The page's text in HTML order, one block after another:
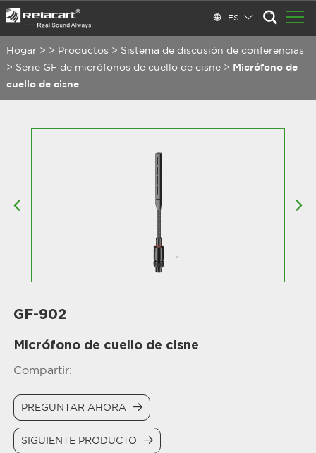
ES
Hogar > > Productos > Sistema de discusión de conferencias
> Serie GF de micrófonos de cuello de cisne >
Micrófono de
cuello de cisne
GF-902
Micrófono de cuello de cisne
Compartir:
PREGUNTAR AHORA
SIGUIENTE PRODUCTO